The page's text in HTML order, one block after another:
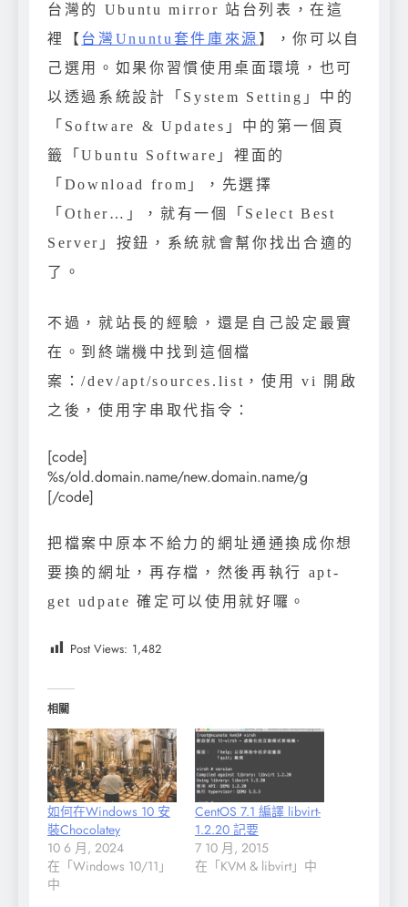
台灣的 Ubuntu mirror 站台列表，在這
裡【 台灣Ununtu套件庫來源 】，你可以自
己選用。如果你習慣使用桌面環境，也可
以透過系統設計「System Setting」中的
「Software & Updates」中的第一個頁
籤「Ubuntu Software」裡面的
「Download from」，先選擇
「Other…」，就有一個「Select Best
Server」按鈕，系統就會幫你找出合適的
了。
不過，就站長的經驗，還是自己設定最實
在。到終端機中找到這個檔
案：/dev/apt/sources.list，使用 vi 開啟
之後，使用字串取代指令：
[code]
%s/old.domain.name/new.domain.name/g
[/code]
把檔案中原本不給力的網址通通換成你想
要換的網址，再存檔，然後再執行 apt-
get udpate 確定可以使用就好囉。
Post Views: 1,482
相關
如何在Windows 10 安
裝Chocolatey
10 6 月, 2024
在「Windows 10/11」
中
CentOS 7.1 編譯 libvirt-
1.2.20 記要
7 10 月, 2015
在「KVM & libvirt」中